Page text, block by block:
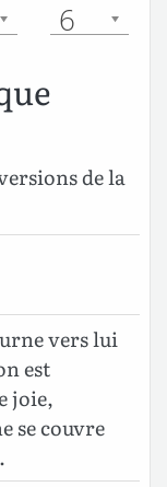
6
de la
vers lui
est
joie,
se couvre